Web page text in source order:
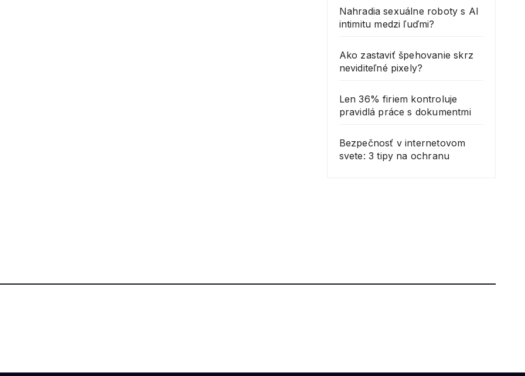
Nahradia sexuálne roboty s AI
intimitu medzi ľuďmi?
Ako zastaviť špehovanie skrz
neviditeľné pixely?
Len 36% firiem kontroluje
pravidlá práce s dokumentmi
Bezpečnosť v internetovom
svete: 3 tipy na ochranu